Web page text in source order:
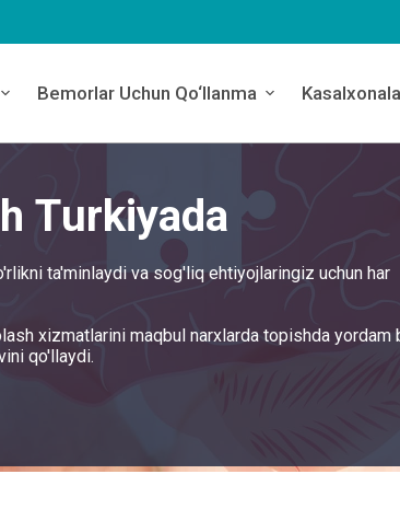
Bemorlar Uchun Qo‘llanma
Turkiyada
ta'minlaydi va sog'liq ehtiyojlaringiz uchun har
xizmatlarini maqbul narxlarda topishda yordam
qo'llaydi.